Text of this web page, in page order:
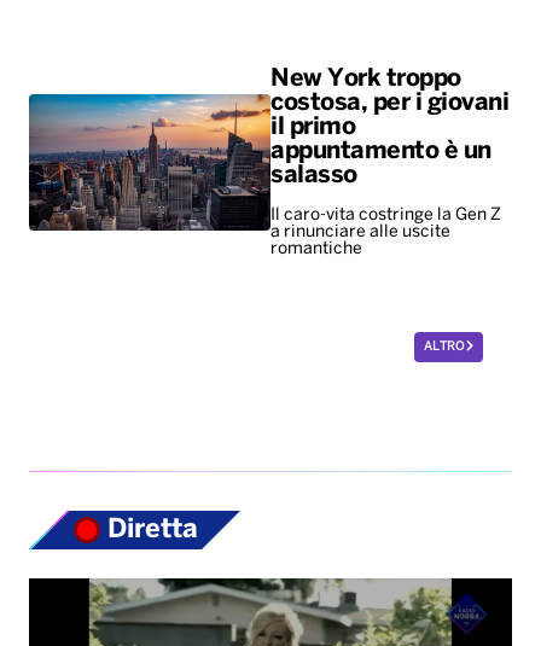
New York troppo
costosa, per i giovani
il primo
appuntamento è un
salasso
Il caro-vita costringe la Gen Z
a rinunciare alle uscite
romantiche
ALTRO
Diretta